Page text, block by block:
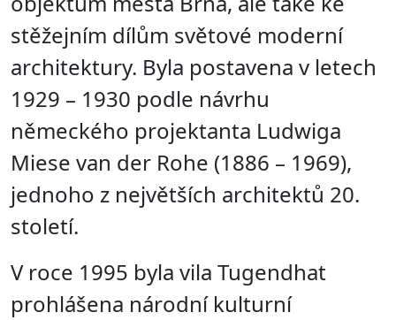
stěžejním dílům světové moderní
architektury. Byla postavena v letech
1929 – 1930 podle návrhu
německého projektanta Ludwiga
Miese van der Rohe (1886 – 1969),
jednoho z největších architektů 20.
století.
V roce 1995 byla vila Tugendhat
prohlášena národní kulturní